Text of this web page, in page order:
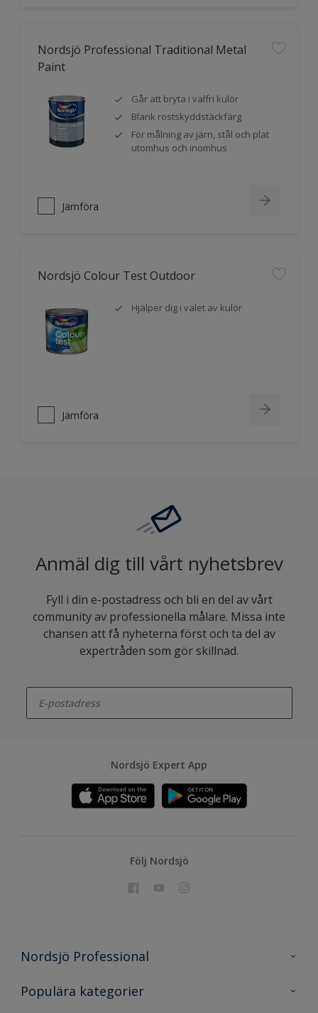
Nordsjö Professional Traditional Metal
Paint
Går att bryta i valfri kulör
Blank rostskyddstäckfärg
För målning av järn, stål och plat
utomhus och inomhus
Jämföra
Nordsjö Colour Test Outdoor
Hjälper dig i valet av kulör
Jämföra
Anmäl dig till vårt nyhetsbrev
Fyll i din e-postadress och bli en del av vårt
community av professionella målare. Missa inte
chansen att få nyheterna först och ta del av
expertråden som gör skillnad.
Nordsjö Expert App
Följ Nordsjö
Nordsjö Professional
Kontakta oss
Populära kategorier